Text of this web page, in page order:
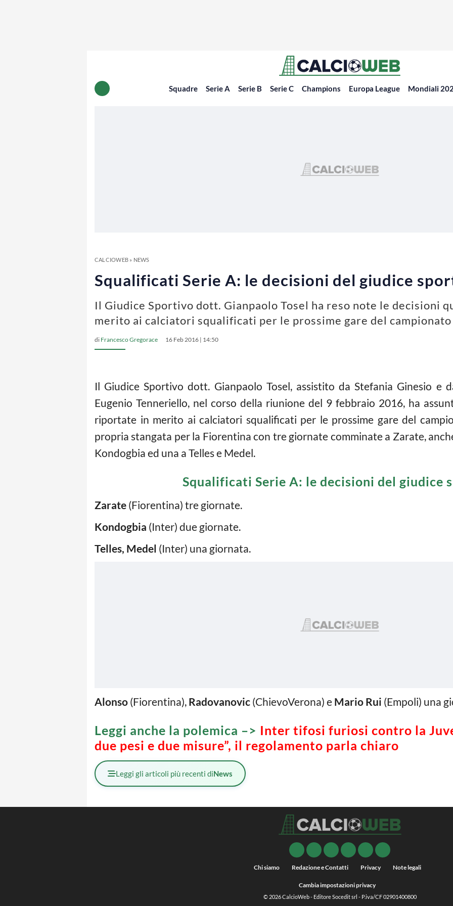
Squadre Serie A Serie B Serie C Champions Europa League Mondiali
CALCIOWEB» NEWS
Squalificati Serie A: le decisioni del giudice
Il Giudice Sportivo dott. Gianpaolo Tosel ha reso note le decisioni
merito ai calciatori squalificati per le prossime gare del
di Francesco Gregorace 16 Feb 2016 | 14:50
Il Giudice Sportivo dott. Gianpaolo Tosel, assistito da Stefania Ginesio e
Eugenio Tenneriello, nel corso della riunione del 9 febbraio 2016, ha
riportate in merito ai calciatori squalificati per le prossime gare del
propria stangata per la Fiorentina con tre giornate comminate a Zarate,
Kondogbia ed una a Telles e Medel.
Squalificati Serie A: le decisioni del giudice
Zarate (Fiorentina) tre giornate.
Kondogbia (Inter) due giornate.
Telles, Medel (Inter) una giornata.
Alonso (Fiorentina), Radovanovic (ChievoVerona) e Mario Rui (Empoli) una
Leggi anche la polemica –> Inter tifosi furiosi contro la
due pesi e due misure”, il regolamento parla chiaro
Leggi gli articoli più recenti diNews
Chi siamo Redazione e Contatti Privacy Note legali
Cambia impostazioni privacy
© 2026CalcioWeb- Editore Socedit srl - P.iva/CF 02901400800